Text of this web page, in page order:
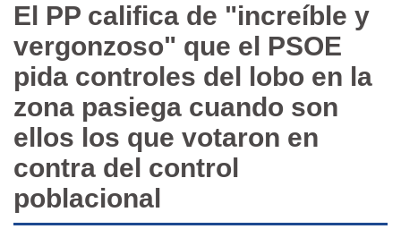
El PP califica de "increíble y
vergonzoso" que el PSOE
pida controles del lobo en la
zona pasiega cuando son
ellos los que votaron en
contra del control
poblacional